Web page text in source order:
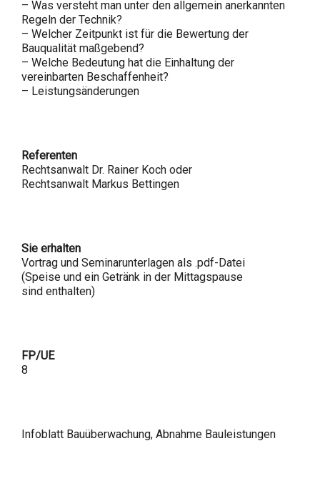
– Was versteht man unter den allgemein anerkannten
Regeln der Technik?
– Welcher Zeitpunkt ist für die Bewertung der
Bauqualität maßgebend?
– Welche Bedeutung hat die Einhaltung der
vereinbarten Beschaffenheit?
– Leistungsänderungen
Referenten
Rechtsanwalt Dr. Rainer Koch oder
Rechtsanwalt Markus Bettingen
Sie erhalten
Vortrag und Seminarunterlagen als .pdf-Datei
(Speise und ein Getränk in der Mittagspause
sind enthalten)
FP/UE
8
Infoblatt Bauüberwachung, Abnahme Bauleistungen